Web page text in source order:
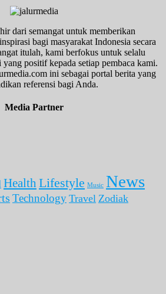
dari semangat untuk memberikan
bagi masyarakat Indonesia secara
itulah, kami berfokus untuk selalu
positif kepada setiap pembaca kami.
ini sebagai portal berita yang
referensi bagi Anda.
Media Partner
Health Lifestyle Music News
Technology Travel Zodiak